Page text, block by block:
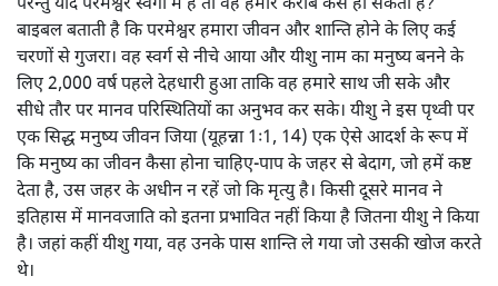
परन्तु यदि परमेश्वर स्वर्गों में है तो वह हमारे करीब कैसे हो सकता है?
बाइबल बताती है कि परमेश्वर हमारा जीवन और शान्ति होने के लिए कई
चरणों से गुजरा। वह स्वर्ग से नीचे आया और यीशु नाम का मनुष्य बनने के
लिए 2,000 वर्ष पहले देहधारी हुआ ताकि वह हमारे साथ जी सके और
सीधे तौर पर मानव परिस्थितियों का अनुभव कर सके। यीशु ने इस पृथ्वी पर
एक सिद्ध मनुष्य जीवन जिया (यूहन्ना 1ः1, 14) एक ऐसे आदर्श के रूप में
कि मनुष्य का जीवन कैसा होना चाहिए-पाप के जहर से बेदाग, जो हमें कष्ट
देता है, उस जहर के अधीन न रहें जो कि मृत्यु है। किसी दूसरे मानव ने
इतिहास में मानवजाति को इतना प्रभावित नहीं किया है जितना यीशु ने किया
है। जहां कहीं यीशु गया, वह उनके पास शान्ति ले गया जो उसकी खोज करते
थे।